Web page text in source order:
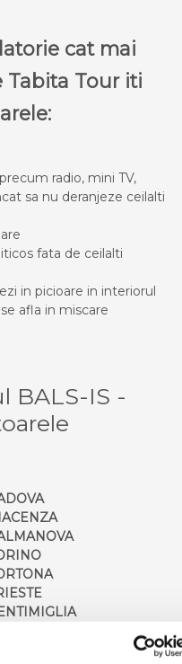
cat mai
Tabita Tour iti
radio, mini TV,
sa nu deranjeze ceilalti
fata de ceilalti
in picioare in interiorul
afla in miscare
BALS-IS -